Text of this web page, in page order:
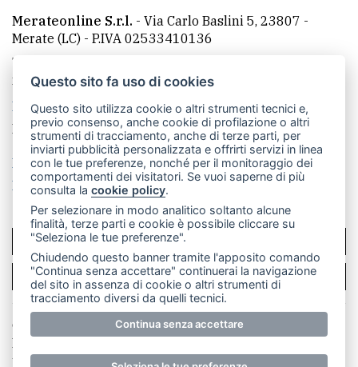
Merateonline S.r.l. - Via Carlo Baslini 5, 23807 -
Merate (LC) - P.IVA 02533410136
Telefono:
mail: redazione@merateonline.it
La redazione
CasateOnline LeccoOnline
RSS
Made by VIP
Privacy policy
Cookie policy
Rivedi le tue scelte sui cookie
SCRIVICI
PER LA TUA PUBBLICITÀ
© Copyright Merateonline S.r.l. - Tutti i diritti riservati.
E' proibita la riproduzione e pubblicazione anche
parziale di testi, articoli e immagini senza la
Questo sito fa uso di cookies
Questo sito utilizza cookie o altri strumenti tecnici e,
previo consenso, anche cookie di profilazione o altri
strumenti di tracciamento, anche di terze parti, per
inviarti pubblicità personalizzata e offrirti servizi in linea
con le tue preferenze, nonché per il monitoraggio dei
comportamenti dei visitatori. Se vuoi saperne di più
consulta lacookie policy.
Per selezionare in modo analitico soltanto alcune
finalità, terze parti e cookie è possibile cliccare su
"Seleziona le tue preferenze".
Chiudendo questo banner tramite l'apposito comando
"Continua senza accettare" continuerai la navigazione
del sito in assenza di cookie o altri strumenti di
tracciamento diversi da quelli tecnici.
Continua senza accettare